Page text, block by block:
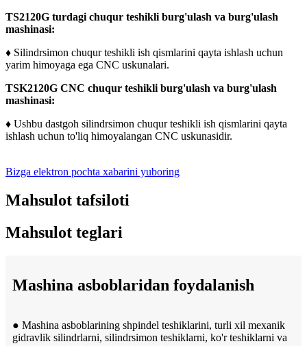
TS2120G turdagi chuqur teshikli burg'ulash va burg'ulash
mashinasi:
♦ Silindrsimon chuqur teshikli ish qismlarini qayta ishlash uchun
yarim himoyaga ega CNC uskunalari.
TSK2120G CNC chuqur teshikli burg'ulash va burg'ulash
mashinasi:
♦ Ushbu dastgoh silindrsimon chuqur teshikli ish qismlarini qayta
ishlash uchun to'liq himoyalangan CNC uskunasidir.
Bizga elektron pochta xabarini yuboring
Mahsulot tafsiloti
Mahsulot teglari
Mashina asboblaridan foydalanish
● Mashina asboblarining shpindel teshiklarini, turli xil mexanik
gidravlik silindrlarni, silindrsimon teshiklarni, ko'r teshiklarni va